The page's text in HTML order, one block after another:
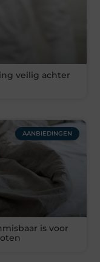
veilig achter
AANBIEDINGEN
is voor